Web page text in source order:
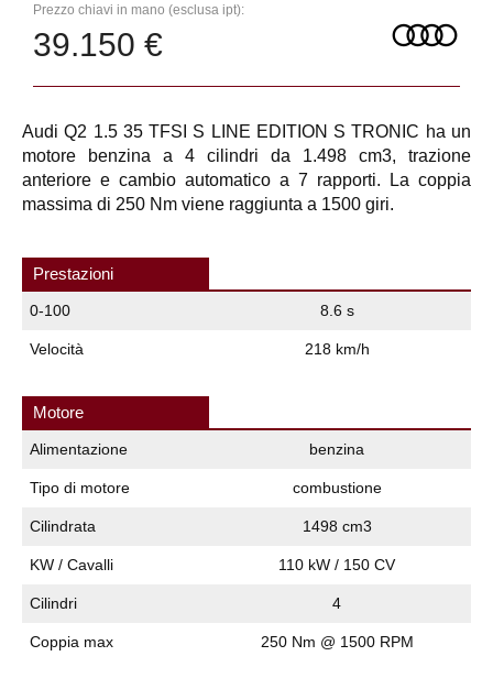
Prezzo chiavi in mano (esclusa ipt):
39.150 €
Audi Q2 1.5 35 TFSI S LINE EDITION S TRONIC ha un
motore benzina a 4 cilindri da 1.498 cm3, trazione
anteriore e cambio automatico a 7 rapporti. La coppia
massima di 250 Nm viene raggiunta a 1500 giri.
Prestazioni
0-100 8.6 s
Velocità 218 km/h
Motore
Alimentazione benzina
Tipo di motore combustione
Cilindrata 1498 cm3
KW / Cavalli 110 kW / 150 CV
Cilindri 4
Coppia max 250 Nm @ 1500 RPM